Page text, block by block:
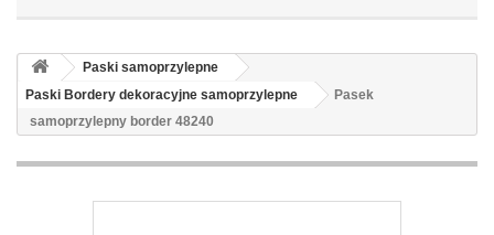
Paski samoprzylepne
Paski Bordery dekoracyjne samoprzylepne
Pasek
samoprzylepny border 48240